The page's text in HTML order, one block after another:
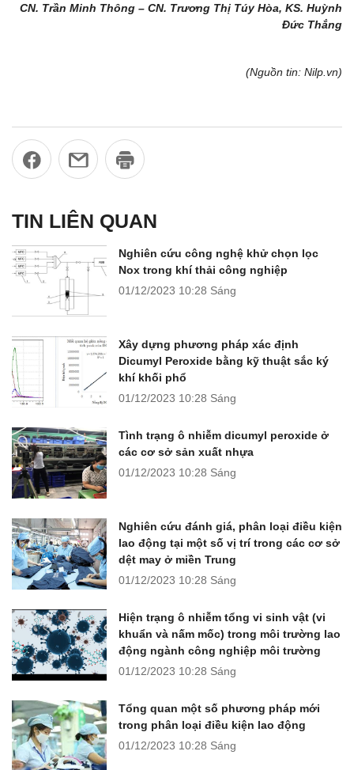
CN. Trần Minh Thông – CN. Trương Thị Túy Hòa, KS. Huỳnh
Đức Thắng
(Nguồn tin: Nilp.vn)
TIN LIÊN QUAN
Nghiên cứu công nghệ khử chọn lọc
Nox trong khí thải công nghiệp
01/12/2023 10:28 Sáng
Xây dựng phương pháp xác định
Dicumyl Peroxide bằng kỹ thuật sắc ký
khí khối phổ
01/12/2023 10:28 Sáng
Tình trạng ô nhiễm dicumyl peroxide ở
các cơ sở sản xuất nhựa
01/12/2023 10:28 Sáng
Nghiên cứu đánh giá, phân loại điều kiện
lao động tại một số vị trí trong các cơ sở
dệt may ở miền Trung
01/12/2023 10:28 Sáng
Hiện trạng ô nhiễm tổng vi sinh vật (vi
khuẩn và nấm mốc) trong môi trường lao
động ngành công nghiệp môi trường
01/12/2023 10:28 Sáng
Tổng quan một số phương pháp mới
trong phân loại điều kiện lao động
01/12/2023 10:28 Sáng